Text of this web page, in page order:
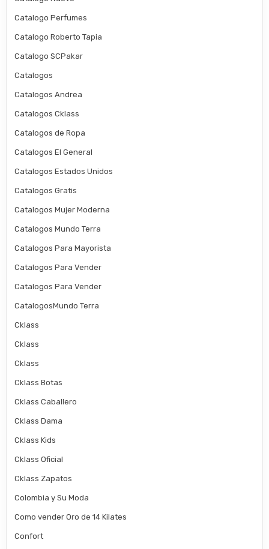
Catalogo Perfumes
Catalogo Roberto Tapia
Catalogo SCPakar
Catalogos
Catalogos Andrea
Catalogos Cklass
Catalogos de Ropa
Catalogos El General
Catalogos Estados Unidos
Catalogos Gratis
Catalogos Mujer Moderna
Catalogos Mundo Terra
Catalogos Para Mayorista
Catalogos Para Vender
Catalogos Para Vender
CatalogosMundo Terra
Cklass
Cklass
Cklass
Cklass Botas
Cklass Caballero
Cklass Dama
Cklass Kids
Cklass Oficial
Cklass Zapatos
Colombia y Su Moda
Como vender Oro de 14 Kilates
Confort